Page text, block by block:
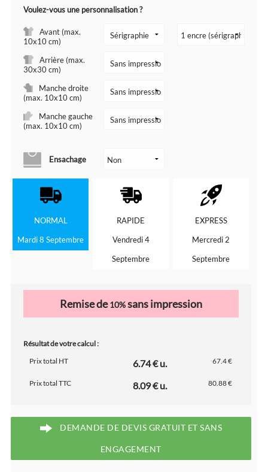
Voulez-vous une personnalisation ?
Avant (max.
10x10 cm)
Arrière (max.
30x30 cm)
Manche droite
(max. 10x10 cm)
Manche gauche
(max. 10x10 cm)
Ensachage
NORMAL
Mardi 8 Septembre
RAPIDE
Vendredi 4
Septembre
EXPRESS
Mercredi 2
Septembre
Remise de10%sans impression
Résultat de votre calcul :
Prix total HT
6.74 € u. 67.4 €
Prix total TTC 8.09 € u. 80.88 €
DEMANDE DE DEVIS GRATUIT ET SANS
ENGAGEMENT